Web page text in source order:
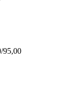
95,00